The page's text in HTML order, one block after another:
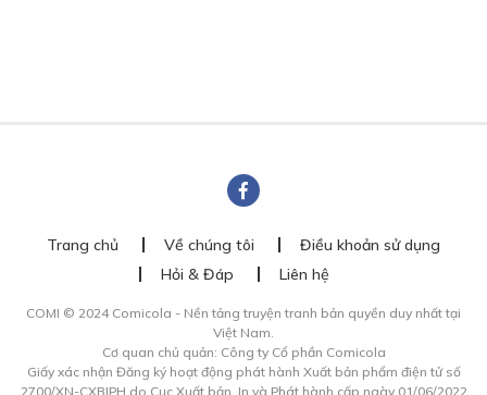
Trang chủ Về chúng tôi
Điều khoản sử dụng
Hỏi & Đáp
Liên hệ
COMI © 2024 Comicola - Nền tảng truyện tranh bản quyền duy nhất tại
Việt Nam.
Cơ quan chủ quản: Công ty Cổ phần Comicola
Giấy xác nhận Đăng ký hoạt động phát hành Xuất bản phẩm điện tử số
2700/XN-CXBIPH do Cục Xuất bản, In và Phát hành cấp ngày 01/06/2022